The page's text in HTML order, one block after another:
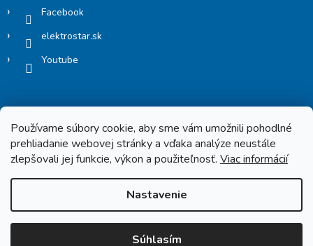
Používame súbory cookie, aby sme vám umožnili pohodlné
prehliadanie webovej stránky a vďaka analýze neustále
zlepšovali jej funkcie, výkon a použiteľnosť. Viac informácií
Nastavenie
Súhlasím
Facebook
elektrostar.sk
Youtube
Copyright 2026Elektrostar.shop. Všetky práva vyhradené.